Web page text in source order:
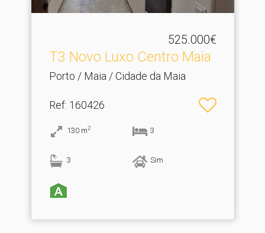
525.000€
T3 Novo Luxo Centro Maia
Porto / Maia / Cidade da Maia
Ref: 160426
130 m2 3
3 Sim